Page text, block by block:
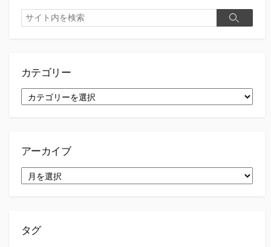
検
索
検
カテゴリー
テ
アーカイブ
ー
タグ